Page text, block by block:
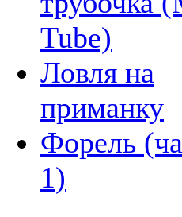
Tube)
Ловля на
приманку
Форель
1)